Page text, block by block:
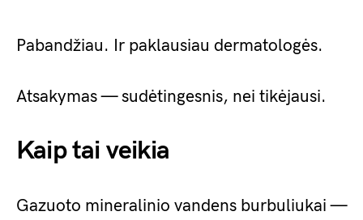
Pabandžiau. Ir paklausiau dermatologės.
Atsakymas — sudėtingesnis, nei tikėjausi.
Kaip tai veikia
Gazuoto mineralinio vandens burbuliukai —